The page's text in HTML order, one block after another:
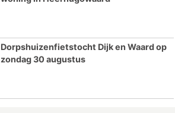
Dorpshuizenfietstocht Dijk en Waard op
zondag 30 augustus